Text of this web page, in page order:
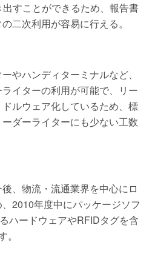
すことができるため、報告書
二次利用が容易に行える。
やハンディターミナルなど、
イターの利用が可能で、リー
ルウェア化しているため、標
ダーライターにも少ない工数
、物流・流通業界を中心にロ
2010年度中にパッケージソフ
ハードウェアやRFIDタグを含